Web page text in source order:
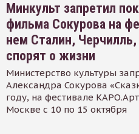
Минкульт запретил
фильма Сокурова на
нем Сталин,
спорят о жизни
Министерство культуры
Александра Сокурова
году, на фестивале
Москве с 10 по 15 октября